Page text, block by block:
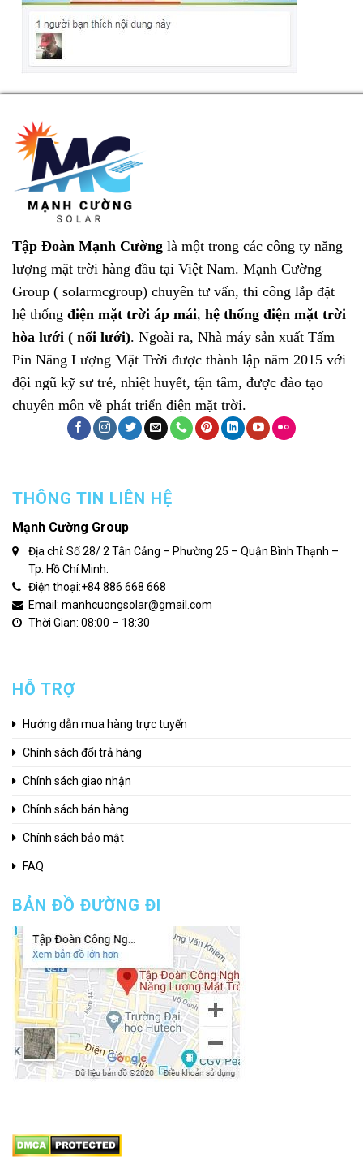
Tập Đoàn Mạnh Cường là một trong các công ty năng
lượng mặt trời hàng đầu tại Việt Nam. Mạnh Cường
Group ( solarmcgroup) chuyên tư vấn, thi công lắp đặt
hệ thống điện mặt trời áp mái, hệ thống điện mặt trời
hòa lưới ( nối lưới). Ngoài ra, Nhà máy sản xuất Tấm
Pin Năng Lượng Mặt Trời được thành lập năm 2015 với
đội ngũ kỹ sư trẻ, nhiệt huyết, tận tâm, được đào tạo
chuyên môn về phát triển điện mặt trời.
THÔNG TIN LIÊN HỆ
Mạnh Cường Group
Địa chỉ: Số 28/ 2 Tân Cảng – Phường 25 – Quận Bình Thạnh –
Tp. Hồ Chí Minh.
Điện thoại:+84 886 668 668
Email: manhcuongsolar@gmail.com
Thời Gian: 08:00 – 18:30
HỖ TRỢ
Hướng dẫn mua hàng trực tuyến
Chính sách đổi trả hàng
Chính sách giao nhận
Chính sách bán hàng
Chính sách bảo mật
FAQ
BẢN ĐỒ ĐƯỜNG ĐI